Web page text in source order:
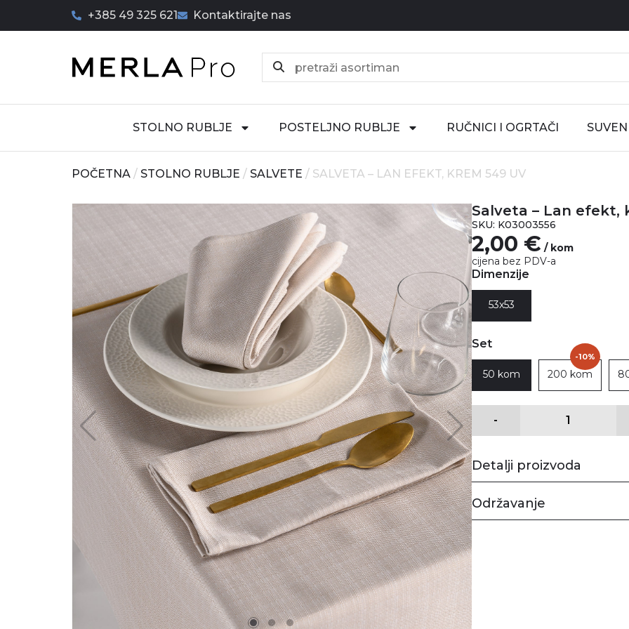
+385 49 325 621 Kontaktirajte nas
STOLNO RUBLJE POSTELJNO RUBLJE RUČNICI I OGRTAČI
POČETNA / STOLNO RUBLJE / SALVETE / SALVETA – LAN EFEKT, KREM 549 UV
Salveta – Lan efekt,
SKU: K03003556
2,00 € / kom
cijena bez PDV-a
Dimenzije
53x53
Set
50 kom 200 kom
-10%
-
Detalji proizvoda
Održavanje